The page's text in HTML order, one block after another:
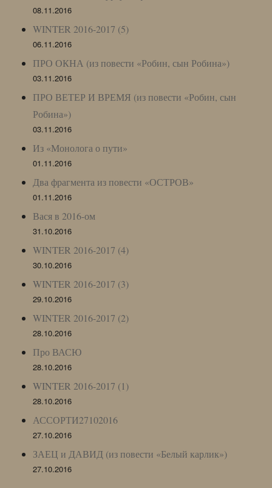
08.11.2016
WINTER 2016-2017 (5)
06.11.2016
ПРО ОКНА (из повести «Робин, сын Робина»)
03.11.2016
ПРО ВЕТЕР И ВРЕМЯ (из повести «Робин, сын
Робина»)
03.11.2016
Из «Монолога о пути»
01.11.2016
Два фрагмента из повести «ОСТРОВ»
01.11.2016
Вася в 2016-ом
31.10.2016
WINTER 2016-2017 (4)
30.10.2016
WINTER 2016-2017 (3)
29.10.2016
WINTER 2016-2017 (2)
28.10.2016
Про ВАСЮ
28.10.2016
WINTER 2016-2017 (1)
28.10.2016
АССОРТИ27102016
27.10.2016
ЗАЕЦ и ДАВИД (из повести «Белый карлик»)
27.10.2016